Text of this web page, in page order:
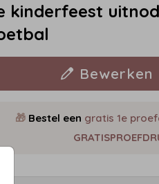
kinderfeest
Bewerken
🎁 Bestel een gratis 1e